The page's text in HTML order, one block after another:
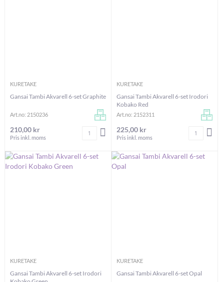
KURETAKE
Gansai Tambi Akvarell 6-set Graphite
Art.no: 2150236
210,00 kr
Pris inkl. moms
Antal LÄGG I VARUKORGEN
KURETAKE
Gansai Tambi Akvarell 6-set Irodori
Kobako Red
Art.no: 2152311
225,00 kr
Pris inkl. moms
Antal
KURETAKE
Gansai Tambi Akvarell 6-set Irodori
KURETAKE
Gansai Tambi Akvarell 6-set Opal